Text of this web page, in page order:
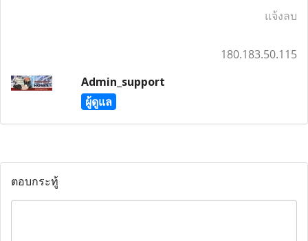
แจ้งลบ
180.183.50.115
Admin_support
ผู้ดูแล
ตอบกระทู้